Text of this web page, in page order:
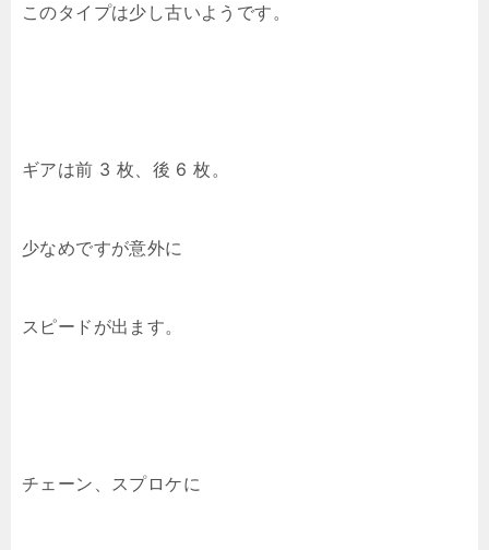
このタイプは少し古いようです。
ギアは前 3 枚、後 6 枚。
少なめですが意外に
スピードが出ます。
チェーン、スプロケに